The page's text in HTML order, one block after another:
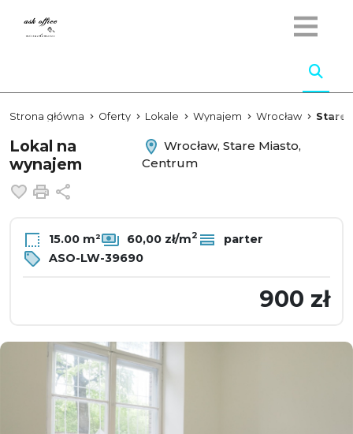
Strona główna Oferty Lokale Wynajem Wrocław Stare
Lokal na
wynajem
Wrocław, Stare Miasto,
Centrum
Dodaj do ulubionych
Drukuj
15.00 m² 60,00 zł/m2
parter
ASO-LW-39690
900 zł